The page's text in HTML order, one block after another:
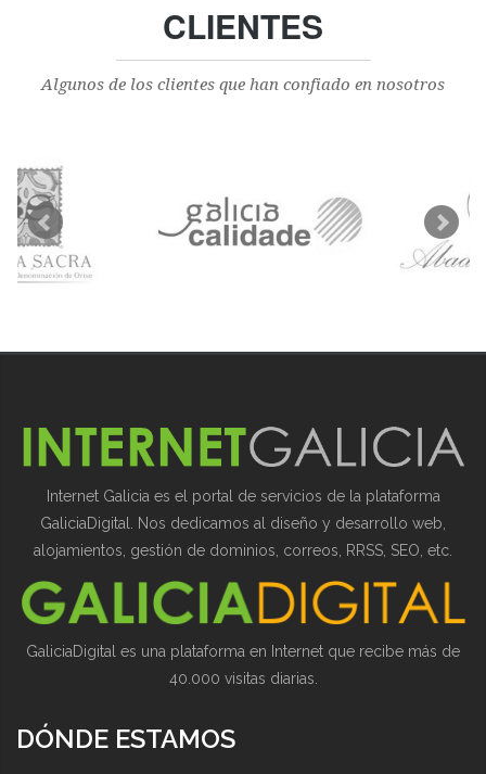
CLIENTES
Algunos de los clientes que han confiado en nosotros
Internet Galicia es el portal de servicios de la plataforma
GaliciaDigital. Nos dedicamos al diseño y desarrollo web,
alojamientos, gestión de dominios, correos, RRSS, SEO, etc.
GaliciaDigital es una plataforma en Internet que recibe más de
40.000 visitas diarias.
DÓNDE ESTAMOS